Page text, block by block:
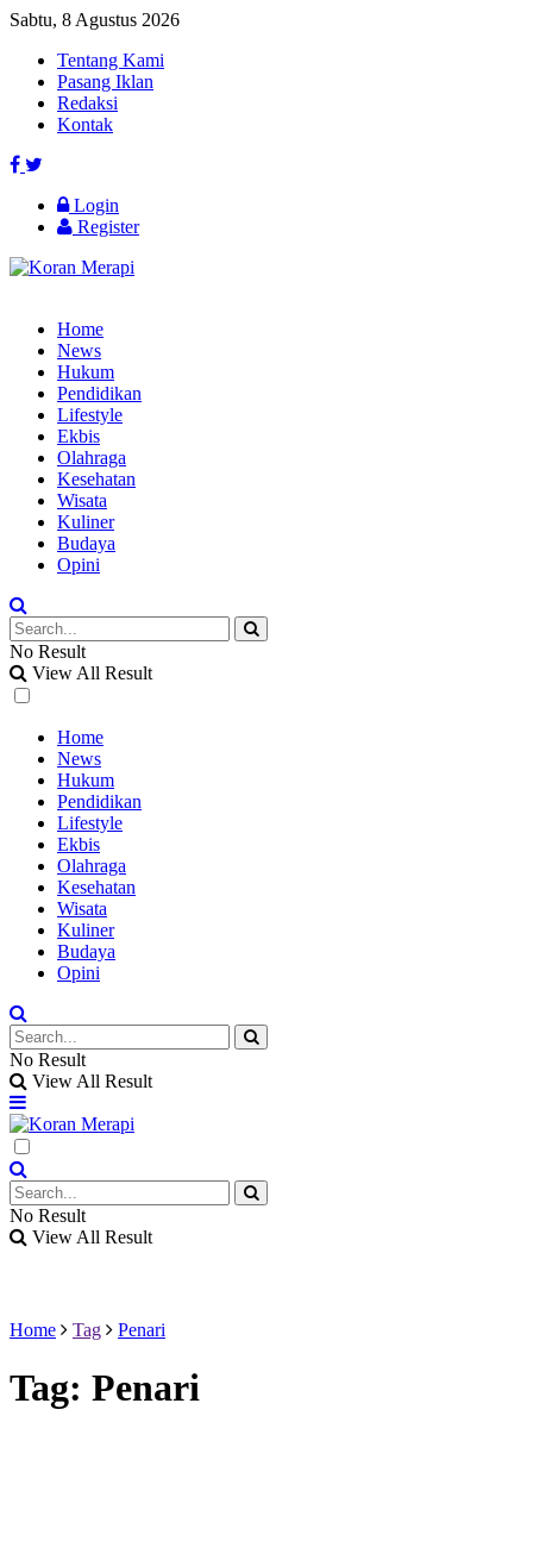
Sabtu, 8 Agustus 2026
Tentang Kami
Pasang Iklan
Redaksi
Kontak
Login
Register
Home
News
Hukum
Pendidikan
Lifestyle
Ekbis
Olahraga
Kesehatan
Wisata
Kuliner
Budaya
Opini
No Result
View All Result
Home
News
Hukum
Pendidikan
Lifestyle
Ekbis
Olahraga
Kesehatan
Wisata
Kuliner
Budaya
Opini
No Result
View All Result
No Result
View All Result
Home Tag Penari
Tag: Penari